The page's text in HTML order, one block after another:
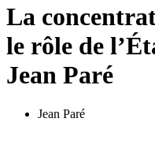
La
le rôle de
Jean Paré
Jean Paré